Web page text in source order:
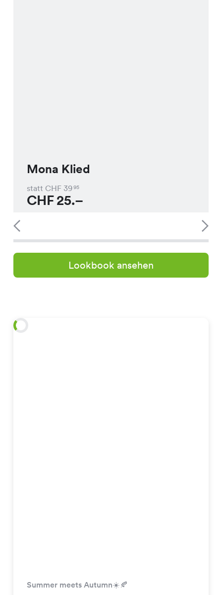
Mona Klied
statt CHF 3995
CHF25.–
Lookbook ansehen
Summer meets Autumn☀️🍂